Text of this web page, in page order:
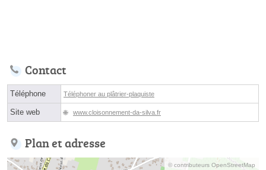
Contact
Téléphone Téléphoner au plâtrier-plaquiste
Site web www.cloisonnement-da-silva.fr
Plan et adresse
© contributeurs OpenStreetMap